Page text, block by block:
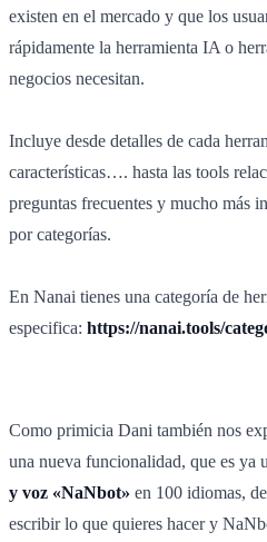
existen en el mercado y que los
rápidamente la herramienta IA o
negocios necesitan.
Incluye desde detalles de cada
características…. hasta las tools
preguntas frecuentes y mucho más
por categorías.
En Nanai tienes una categoría de
especifica: https://nanai.tools/
Como primicia Dani también nos
una nueva funcionalidad, que es ya
y voz «NaNbot» en 100 idiomas,
escribir lo que quieres hacer y